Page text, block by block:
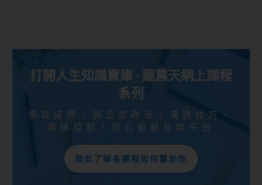
打開人生知識寶庫 - 龍震天網上課程
系列
學習感情，辦公室政治，溝通技巧，
情緒控制，控心術最有效平台
按此了解各課程如何幫助你